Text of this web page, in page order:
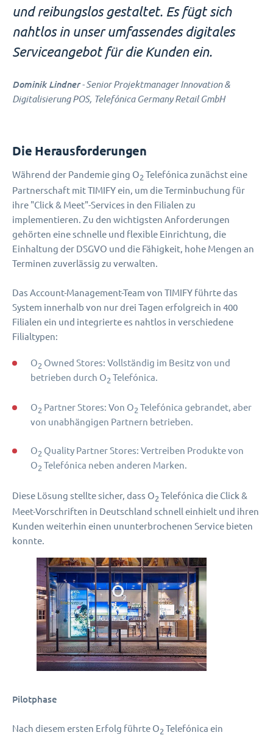
und reibungslos gestaltet. Es fügt sich
nahtlos in unser umfassendes digitales
Serviceangebot für die Kunden ein.
Dominik Lindner- Senior Projektmanager Innovation &
Digitalisierung POS, Telefónica Germany Retail GmbH
Die Herausforderungen
Während der Pandemie ging O2 Telefónica zunächst eine
Partnerschaft mit TIMIFY ein, um die Terminbuchung für
ihre "Click & Meet"-Services in den Filialen zu
implementieren. Zu den wichtigsten Anforderungen
gehörten eine schnelle und flexible Einrichtung, die
Einhaltung der DSGVO und die Fähigkeit, hohe Mengen an
Terminen zuverlässig zu verwalten.
Das Account-Management-Team von TIMIFY führte das
System innerhalb von nur drei Tagen erfolgreich in 400
Filialen ein und integrierte es nahtlos in verschiedene
Filialtypen:
O2 Owned Stores: Vollständig im Besitz von und
betrieben durch O2 Telefónica.
O2 Partner Stores: Von O2 Telefónica gebrandet, aber
von unabhängigen Partnern betrieben.
O2 Quality Partner Stores: Vertreiben Produkte von
O2 Telefónica neben anderen Marken.
Diese Lösung stellte sicher, dass O2 Telefónica die Click &
Meet-Vorschriften in Deutschland schnell einhielt und ihren
Kunden weiterhin einen ununterbrochenen Service bieten
konnte.
Pilotphase
Nach diesem ersten Erfolg führte O2 Telefónica ein